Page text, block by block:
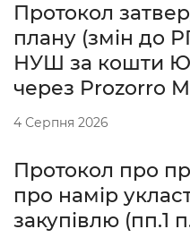
Протокол
плану (змін до
НУШ за кошти
через Prozorro
4 Серпня 2026
Протокол про
про намір
закупівлю (пп.1